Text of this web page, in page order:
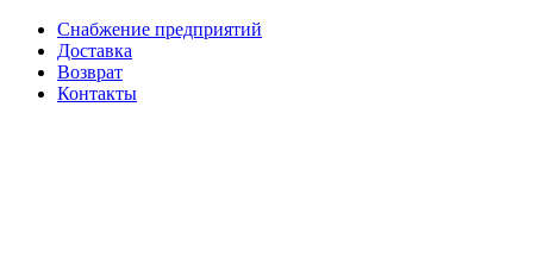
Снабжение предприятий
Доставка
Возврат
Контакты